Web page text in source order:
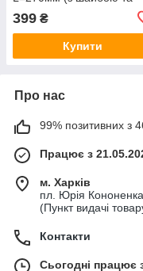
(RIDER) А079.04-291240
399 ₴
Купити
Про нас
99% позитивних з
Працює з
м. Харків
пл. Юрія
(Пункт видачі
Контакти
Сьогодні працює